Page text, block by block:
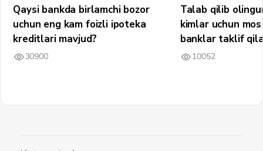
Qaysi bankda birlamchi bozor
uchun eng kam foizli ipoteka
kreditlari mavjud?
30900
Talab qilib
kimlar uchun
banklar taklif
10052